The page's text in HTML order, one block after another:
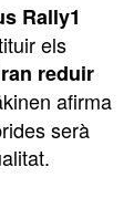
Rally1
els
reduir
afirma
serà